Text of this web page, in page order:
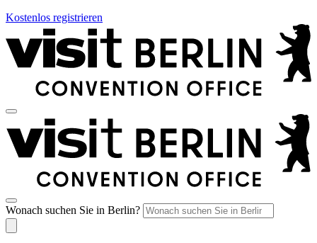
Kostenlos registrieren
Wonach suchen Sie in Berlin?